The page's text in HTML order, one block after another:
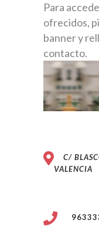
Para
ofrecidos,
banner y
contacto.
C/
VALENCIA